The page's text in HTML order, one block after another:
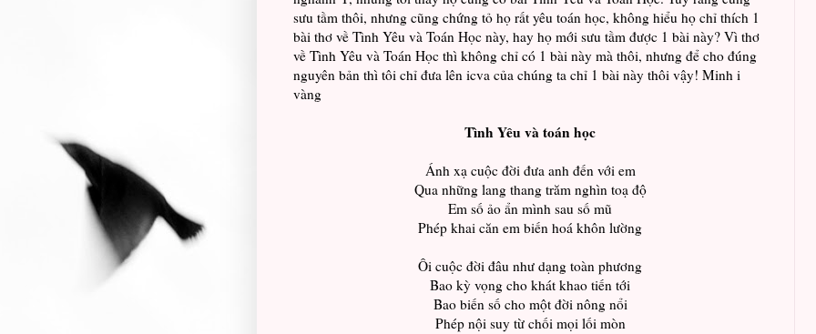
sưu tầm thôi, nhưng cũng chứng tỏ họ rất yêu toán học, không hiểu họ chỉ thích 1
bài thơ về Tình Yêu và Toán Học này, hay họ mới sưu tầm được 1 bài này? Vì thơ
về Tình Yêu và Toán Học thì không chỉ có 1 bài này mà thôi, nhưng để cho đúng
nguyên bản thì tôi chỉ đưa lên icva của chúng ta chỉ 1 bài này thôi vậy! Minh i
vàng
Tình Yêu và toán học
Ánh xạ cuộc đời đưa anh đến với em
Qua những lang thang trăm nghìn toạ độ
Em số ảo ẩn mình sau số mũ
Phép khai căn em biến hoá khôn lường
Ôi cuộc đời đâu như dạng toàn phương
Bao kỳ vọng cho khát khao tiến tới
Bao biến số cho một đời nông nổi
Phép nội suy từ chối mọi lối mòn